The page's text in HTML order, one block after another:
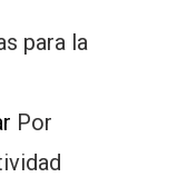
para la
Por